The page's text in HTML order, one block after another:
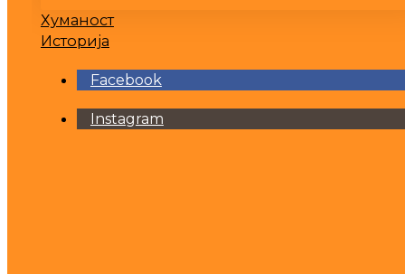
Хуманост
Историја
Facebook
Instagram